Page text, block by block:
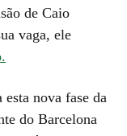
de Caio
vaga, ele
nova fase da
do Barcelona